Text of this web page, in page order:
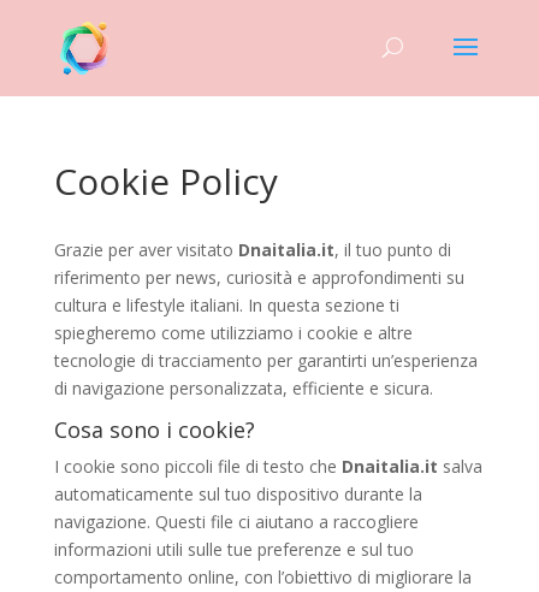
Cookie Policy
Grazie per aver visitato Dnaitalia.it, il tuo punto di
riferimento per news, curiosità e approfondimenti su
cultura e lifestyle italiani. In questa sezione ti
spiegheremo come utilizziamo i cookie e altre
tecnologie di tracciamento per garantirti un’esperienza
di navigazione personalizzata, efficiente e sicura.
Cosa sono i cookie?
I cookie sono piccoli file di testo che Dnaitalia.it salva
automaticamente sul tuo dispositivo durante la
navigazione. Questi file ci aiutano a raccogliere
informazioni utili sulle tue preferenze e sul tuo
comportamento online, con l’obiettivo di migliorare la